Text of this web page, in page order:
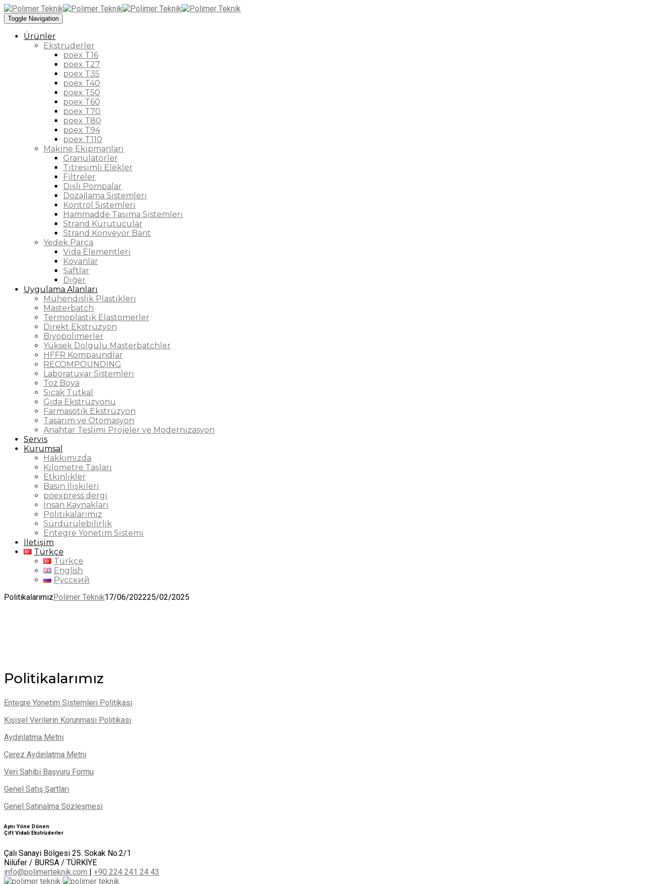
Toggle Navigation
Ürünler
Ekstruderler
poex T16
poex T27
poex T35
poex T40
poex T50
poex T60
poex T70
poex T80
poex T94
poex T110
Makine Ekipmanları
Granülatörler
Titreşimli Elekler
Filtreler
Dişli Pompalar
Dozajlama Sistemleri
Kontrol Sistemleri
Hammadde Taşıma Sistemleri
Strand Kurutucular
Strand Konveyör Bant
Yedek Parça
Vida Elementleri
Kovanlar
Şaftlar
Diğer
Uygulama Alanları
Mühendislik Plastikleri
Masterbatch
Termoplastik Elastomerler
Direkt Ekstrüzyon
Biyopolimerler
Yüksek Dolgulu Masterbatchler
HFFR Kompaundlar
RECOMPOUNDING
Laboratuvar Sistemleri
Toz Boya
Sıcak Tutkal
Gıda Ekstrüzyonu
Farmasötik Ekstrüzyon
Tasarım ve Otomasyon
Anahtar Teslimi Projeler ve Modernizasyon
Servis
Kurumsal
Hakkımızda
Kilometre Taşları
Etkinlikler
Basın İlişkileri
poexpress dergi
İnsan Kaynakları
Politikalarımız
Sürdürülebilirlik
Entegre Yönetim Sistemi
İletişim
Türkçe
Türkçe
English
Русский
PolitikalarımızPolimer Teknik17/06/202225/02/2025
Politikalarımız
Entegre Yönetim Sistemleri Politikası
Kişisel Verilerin Korunması Politikası
Aydınlatma Metni
Çerez Aydınlatma Metni
Veri Sahibi Başvuru Formu
Genel Satış Şartları
Genel Satınalma Sözleşmesi
Aynı Yöne Dönen
Çift Vidalı Ekstrüderler
Çalı Sanayi Bölgesi 25. Sokak No:2/1
Nilüfer / BURSA / TÜRKİYE
info@polimerteknik.com
+90 224 241 24 43